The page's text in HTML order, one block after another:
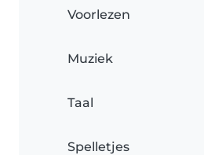
Voorlezen
Muziek
Taal
Spelletjes